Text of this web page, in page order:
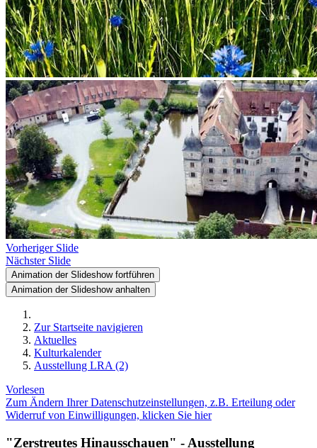
Vorheriger Slide
Nächster Slide
Animation der Slideshow fortführen
Animation der Slideshow anhalten
Zur Startseite navigieren
Aktuelles
Kulturkalender
Ausstellung LRA (2)
Vorlesen
Zum Ändern Ihrer Datenschutzeinstellungen, z.B. Erteilung oder
Widerruf von Einwilligungen, klicken Sie hier
"Zerstreutes Hinausschauen" - Ausstellung